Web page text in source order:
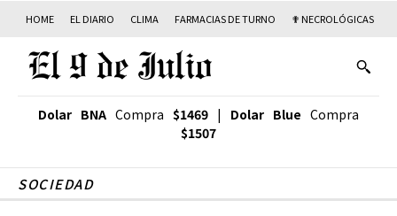
HOME EL DIARIO CLIMA FARMACIAS DE TURNO ✟ NECROLÓGICAS
Dolar BNA Compra $1469 | Dolar Blue Compra
$1507
SOCIEDAD